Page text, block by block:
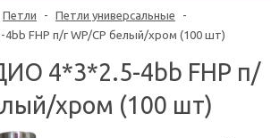
Петли - Петли универсальные
-
FHP п/г WP/CP белый/хром (100 шт)
4*3*2.5-4bb FHP п/
хром (100 шт)